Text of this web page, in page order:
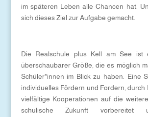
im späteren Leben alle Chancen hat.
sich dieses Ziel zur Aufgabe gemacht.
Die Realschule plus Kell am See ist
überschaubarer Größe, die es möglich
Schüler*innen im Blick zu haben. Eine
individuelles Fördern und Fordern, durch
vielfältige Kooperationen auf die
schulische Zukunft vorbereitet